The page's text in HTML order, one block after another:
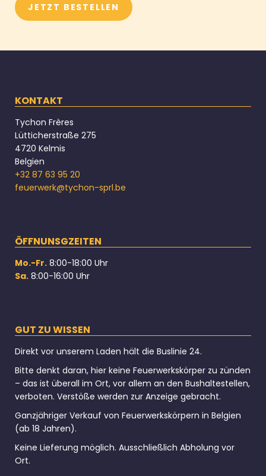
JETZT BESTELLEN
KONTAKT
Tychon Frères
Lütticherstraße 275
4720 Kelmis
Belgien
+32 87 63 95 20
feuerwerk@tychon-sprl.be
ÖFFNUNSGZEITEN
Mo.-Fr. 8:00-18:00 Uhr
Sa. 8:00-16:00 Uhr
GUT ZU WISSEN
Direkt vor unserem Laden hält die Buslinie 24.
Bitte denkt daran, hier keine Feuerwerkskörper zu zünden
– das ist überall im Ort, vor allem an den Bushaltestellen,
verboten. Verstöße werden zur Anzeige gebracht.
Ganzjähriger Verkauf von Feuerwerkskörpern in Belgien
(ab 18 Jahren).
Keine Lieferung möglich. Ausschließlich Abholung vor
Ort.